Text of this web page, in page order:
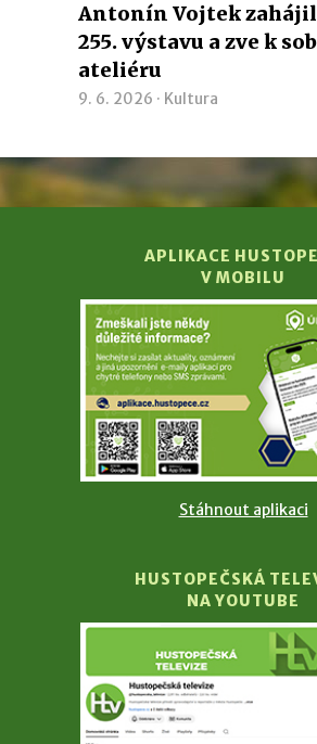
Antonín Vojtek zahájil
255. výstavu a zve k
ateliéru
9. 6. 2026 · Kultura
APLIKACE
V MOBILU
Stáhnout aplikaci
HUSTOPEČSKÁ
NA YOUTUBE